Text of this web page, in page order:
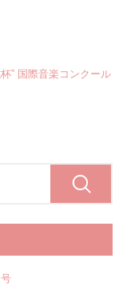
” 国際音楽コンクール